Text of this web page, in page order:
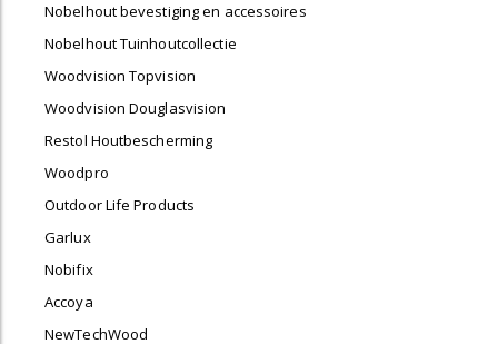
Nobelhout bevestiging en accessoires
Nobelhout Tuinhoutcollectie
Woodvision Topvision
Woodvision Douglasvision
Restol Houtbescherming
Woodpro
Outdoor Life Products
Garlux
Nobifix
Accoya
NewTechWood